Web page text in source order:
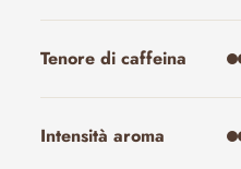
Tenore di caffeina
Intensità aroma